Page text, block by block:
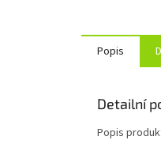
Popis
Detailní
Popis